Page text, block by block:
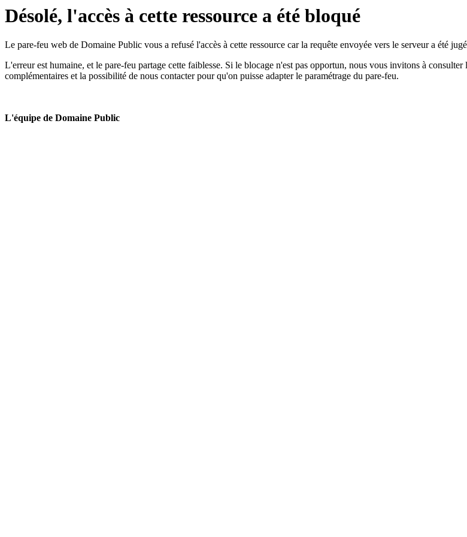
Désolé, l'accès à cette ressource a été bloqué
Le pare-feu web de Domaine Public vous a refusé l'accès à cette ressource car la requête envoyée vers le serveur a été
L'erreur est humaine, et le pare-feu partage cette faiblesse. Si le blocage n'est pas opportun, nous vous invitons à consulter
complémentaires et la possibilité de nous contacter pour qu'on puisse adapter le paramétrage du pare-feu.
L'équipe de Domaine Public